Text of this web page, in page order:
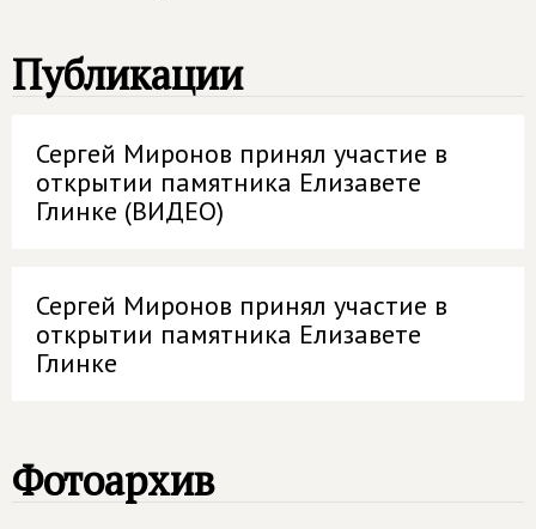
Публикации
Сергей Миронов принял участие в
открытии памятника Елизавете
Глинке (ВИДЕО)
Сергей Миронов принял участие в
открытии памятника Елизавете
Глинке
Фотоархив